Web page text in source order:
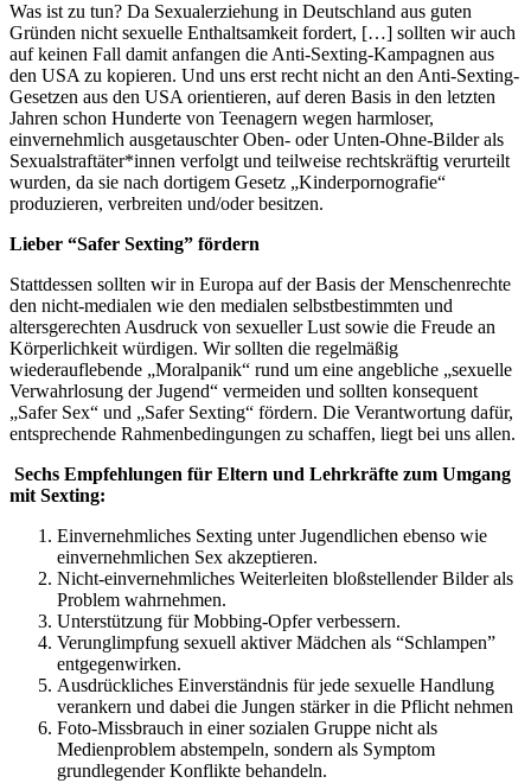
Was ist zu tun? Da Sexualerziehung in Deutschland aus guten
Gründen nicht sexuelle Enthaltsamkeit fordert, […] sollten wir auch
auf keinen Fall damit anfangen die Anti-Sexting-Kampagnen aus
den USA zu kopieren. Und uns erst recht nicht an den Anti-Sexting-
Gesetzen aus den USA orientieren, auf deren Basis in den letzten
Jahren schon Hunderte von Teenagern wegen harmloser,
einvernehmlich ausgetauschter Oben- oder Unten-Ohne-Bilder als
Sexualstraftäter*innen verfolgt und teilweise rechtskräftig verurteilt
wurden, da sie nach dortigem Gesetz „Kinderpornografie“
produzieren, verbreiten und/oder besitzen.
Lieber “Safer Sexting” fördern
Stattdessen sollten wir in Europa auf der Basis der Menschenrechte
den nicht-medialen wie den medialen selbstbestimmten und
altersgerechten Ausdruck von sexueller Lust sowie die Freude an
Körperlichkeit würdigen. Wir sollten die regelmäßig
wiederauflebende „Moralpanik“ rund um eine angebliche „sexuelle
Verwahrlosung der Jugend“ vermeiden und sollten konsequent
„Safer Sex“ und „Safer Sexting“ fördern. Die Verantwortung dafür,
entsprechende Rahmenbedingungen zu schaffen, liegt bei uns allen.
Sechs Empfehlungen für Eltern und Lehrkräfte zum Umgang
mit Sexting:
Einvernehmliches Sexting unter Jugendlichen ebenso wie
einvernehmlichen Sex akzeptieren.
Nicht-einvernehmliches Weiterleiten bloßstellender Bilder als
Problem wahrnehmen.
Unterstützung für Mobbing-Opfer verbessern.
Verunglimpfung sexuell aktiver Mädchen als “Schlampen”
entgegenwirken.
Ausdrückliches Einverständnis für jede sexuelle Handlung
verankern und dabei die Jungen stärker in die Pflicht nehmen
Foto-Missbrauch in einer sozialen Gruppe nicht als
Medienproblem abstempeln, sondern als Symptom
grundlegender Konflikte behandeln.